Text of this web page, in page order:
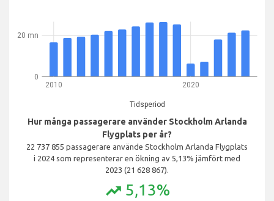
2010 2020
Tidsperiod
0
20 mn
Hur många passagerare använder Stockholm Arlanda
Flygplats per år?
22 737 855 passagerare använde Stockholm Arlanda Flygplats
i 2024 som representerar en ökning av 5,13% jämfört med
2023 (21 628 867).
trending_up 5,13%